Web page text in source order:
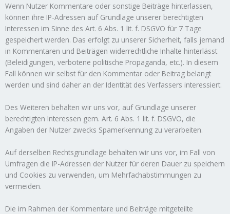
Wenn Nutzer Kommentare oder sonstige Beiträge hinterlassen,
können ihre IP-Adressen auf Grundlage unserer berechtigten
Interessen im Sinne des Art. 6 Abs. 1 lit. f. DSGVO für 7 Tage
gespeichert werden. Das erfolgt zu unserer Sicherheit, falls jemand
in Kommentaren und Beiträgen widerrechtliche Inhalte hinterlässt
(Beleidigungen, verbotene politische Propaganda, etc.). In diesem
Fall können wir selbst für den Kommentar oder Beitrag belangt
werden und sind daher an der Identität des Verfassers interessiert.
Des Weiteren behalten wir uns vor, auf Grundlage unserer
berechtigten Interessen gem. Art. 6 Abs. 1 lit. f. DSGVO, die
Angaben der Nutzer zwecks Spamerkennung zu verarbeiten.
Auf derselben Rechtsgrundlage behalten wir uns vor, im Fall von
Umfragen die IP-Adressen der Nutzer für deren Dauer zu speichern
und Cookies zu verwenden, um Mehrfachabstimmungen zu
vermeiden.
Die im Rahmen der Kommentare und Beiträge mitgeteilte